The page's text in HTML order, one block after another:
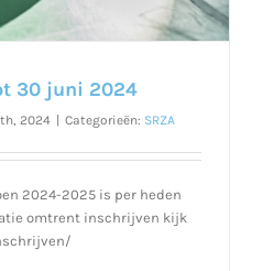
30 juni 2024
2024 Categorieën: SRZA
2024-2025 is per heden
omtrent inschrijven kijk